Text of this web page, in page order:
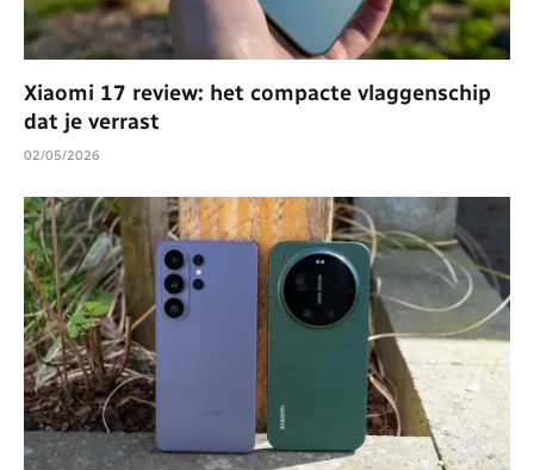
Xiaomi 17 review: het compacte vlaggenschip
dat je verrast
02/05/2026